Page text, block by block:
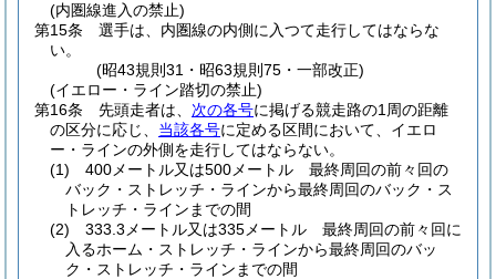
(内圏線進入の禁止)
第15条
選手は、内圏線の内側に入つて走行してはならな
い。
(昭43規則31・昭63規則75・一部改正)
(イエロー・ライン踏切の禁止)
第16条
先頭走者は、 次の各号に掲げる競走路の1周の距離
の区分に応じ、 当該各号に定める区間において、イエロ
ー・ラインの外側を走行してはならない。
(1)
400メートル又は500メートル 最終周回の前々回の
バック・ストレッチ・ラインから最終周回のバック・ス
トレッチ・ラインまでの間
(2)
333.3メートル又は335メートル 最終周回の前々回に
入るホーム・ストレッチ・ラインから最終周回のバッ
ク・ストレッチ・ラインまでの間